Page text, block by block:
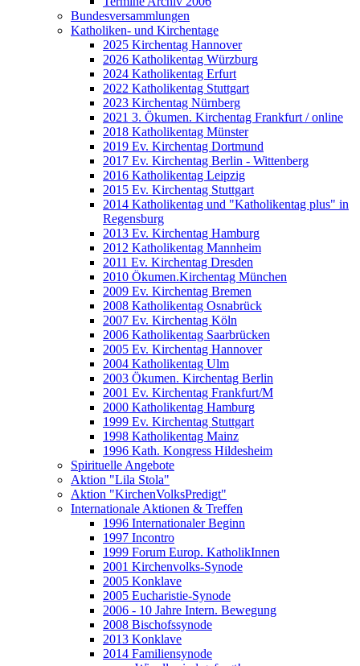
Bundesversammlungen
Katholiken- und Kirchentage
2025 Kirchentag Hannover
2026 Katholikentag Würzburg
2024 Katholikentag Erfurt
2022 Katholikentag Stuttgart
2023 Kirchentag Nürnberg
2021 3. Ökumen. Kirchentag Frankfurt / online
2018 Katholikentag Münster
2019 Ev. Kirchentag Dortmund
2017 Ev. Kirchentag Berlin - Wittenberg
2016 Katholikentag Leipzig
2015 Ev. Kirchentag Stuttgart
2014 Katholikentag und "Katholikentag plus" in
Regensburg
2013 Ev. Kirchentag Hamburg
2012 Katholikentag Mannheim
2011 Ev. Kirchentag Dresden
2010 Ökumen.Kirchentag München
2009 Ev. Kirchentag Bremen
2008 Katholikentag Osnabrück
2007 Ev. Kirchentag Köln
2006 Katholikentag Saarbrücken
2005 Ev. Kirchentag Hannover
2004 Katholikentag Ulm
2003 Ökumen. Kirchentag Berlin
2001 Ev. Kirchentag Frankfurt/M
2000 Katholikentag Hamburg
1999 Ev. Kirchentag Stuttgart
1998 Katholikentag Mainz
1996 Kath. Kongress Hildesheim
Spirituelle Angebote
Aktion "Lila Stola"
Aktion "KirchenVolksPredigt"
Internationale Aktionen & Treffen
1996 Internationaler Beginn
1997 Incontro
1999 Forum Europ. KatholikInnen
2001 Kirchenvolks-Synode
2005 Konklave
2005 Eucharistie-Synode
2006 - 10 Jahre Intern. Bewegung
2008 Bischofssynode
2013 Konklave
2014 Familiensynode